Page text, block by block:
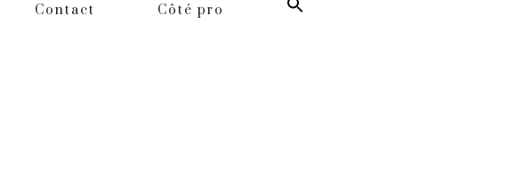
Contact Côté pro